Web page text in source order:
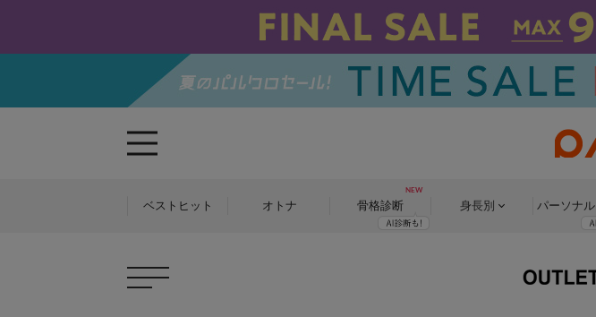
ベストヒット オトナ 骨格診断 身長別 パーソナル